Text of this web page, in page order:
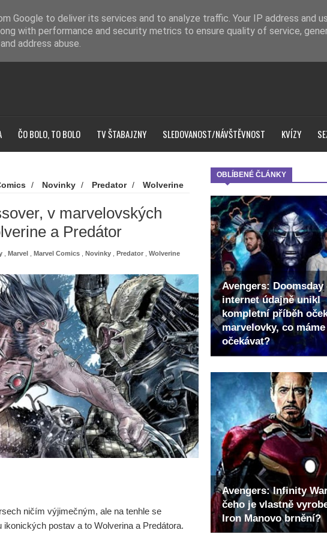
ČO BOLO, TO BOLO TV ŠTABAJZNY SLEDOVANOST/NÁVŠTĚVNOST KVÍZY
OBLÍBENÉ ČLÁNKY
Avengers: Doomsday
internet údajně unikl
kompletní příběh
marvelovky, co máme
očekávat?
Avengers: Infinity
čeho je vlastně
Iron Manovo brnění?
/ Novinky / Predator /
Wolverine
v marvelovských
a Predátor
Marvel Marvel Comics Novinky Predator Wolverine
ničím výjimečným, ale na tenhle se
postav a to Wolverina a Predátora.
Google to deliver its services and to analyze traffic. Your IP address and
with performance and security metrics to ensure quality of service,
address abuse.